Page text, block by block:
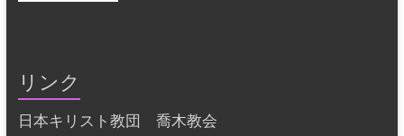
リンク
日本キリスト教団 喬木教会